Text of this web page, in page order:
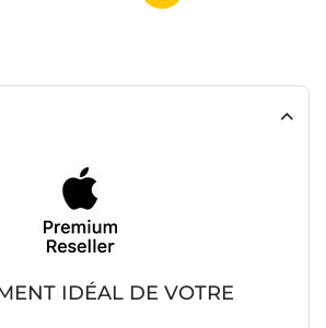
IDÉAL DE VOTRE